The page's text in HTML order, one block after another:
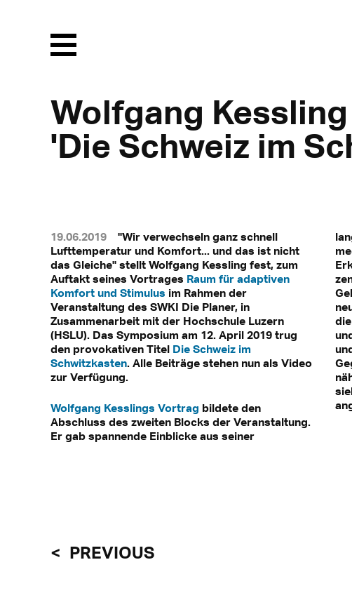
Menu
Wolfgang
'Die Schweiz im
Mit Klick können personenbezogene Daten an
Mehr dazu in unserer
19.06.2019
"Wir verwechseln ganz schnell
Lufttemperatur und Komfort... und das ist nicht
das Gleiche" stellt Wolfgang Kessling fest, zum
Auftakt seines Vortrages Raum für adaptiven
Komfort und Stimulus im Rahmen der
Veranstaltung des SWKI Die Planer, in
Zusammenarbeit mit der Hochschule Luzern
(HSLU). Das Symposium am 12. April 2019 trug
den provokativen Titel Die Schweiz im
Schwitzkasten. Alle Beiträge stehen nun als Video
zur Verfügung.
Wolfgang Kesslings Vortrag bildete den
Abschluss des zweiten Blocks der Veranstaltung.
Er gab spannende Einblicke aus seiner
PREVIOUS